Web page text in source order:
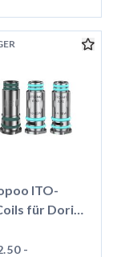
ITO-
für Doric
-